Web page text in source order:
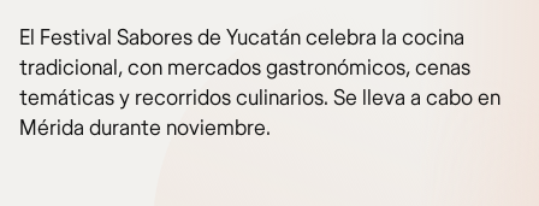
El Festival Sabores de Yucatán celebra la cocina
tradicional, con mercados gastronómicos, cenas
temáticas y recorridos culinarios. Se lleva a cabo en
Mérida durante noviembre.